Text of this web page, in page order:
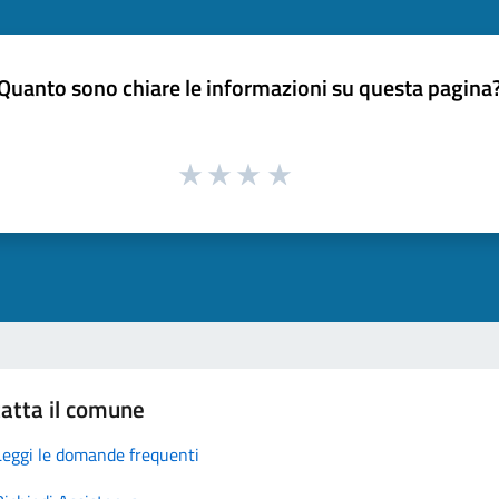
sono chiare le informazioni su questa
il comune
le domande frequenti